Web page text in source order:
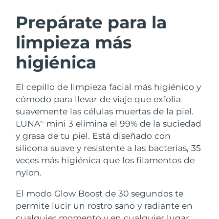
Prepárate para la
limpieza más
higiénica
El cepillo de limpieza facial más higiénico y
cómodo para llevar de viaje que exfolia
suavemente las células muertas de la piel.
LUNATM
mini 3 elimina el 99% de la suciedad
y grasa de tu piel. Está diseñado con
silicona suave y resistente a las bacterias, 35
veces más higiénica que los filamentos de
nylon.
El modo Glow Boost de 30 segundos te
permite lucir un rostro sano y radiante en
Limpieza facial
Anti-aging massage
LUNA™ 4 Plus
Massage, LED heating
Microcurrent toning
BEAR™ 2 go
Microcurrent toning on-the-go
Hidratación
UFO™ 3 pack
Deep facial hydration
Near-infrared and red light therapy
device
Cuidado bucal
issa™ 4
Hybrid silicone sonic toothbrush
Smart hybrid silicone sonic toothbrush
TRATAMIENTO ANTIEDAD FAQ™
Antiedad Tratamientos LED
Austria Entrega prevista
Baréin Entrega prevista
Bélgica
Bermudas Entrega prevista8/16/26
Bosnia y Herzegovina Entrega prevista 8/13/26
Bulgaria Entrega prevista8/10/26
Canadá
Chile Entrega prevista8/14/26